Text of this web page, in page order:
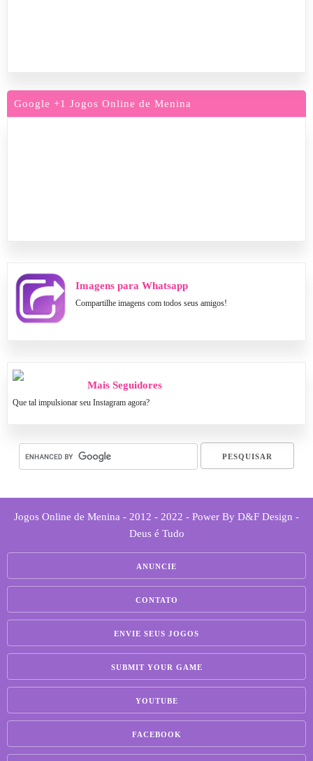
Google +1 Jogos Online de Menina
Imagens para Whatsapp
Compartilhe imagens com todos seus amigos!
Mais Seguidores
Que tal impulsionar seu Instagram agora?
Jogos Online de Menina - 2012 - 2022 - Power By D&F Design -
Deus é Tudo
ANUNCIE
CONTATO
ENVIE SEUS JOGOS
SUBMIT YOUR GAME
YOUTUBE
FACEBOOK